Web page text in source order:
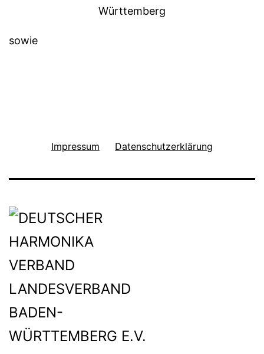
sowie
Impressum Datenschutzerklärung